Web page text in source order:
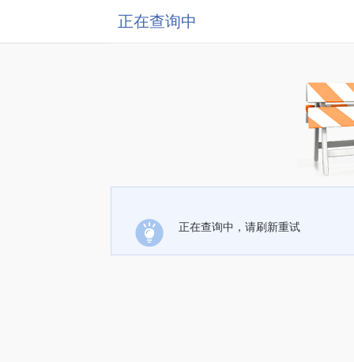
正在查询中
正在查询中，请刷新重试